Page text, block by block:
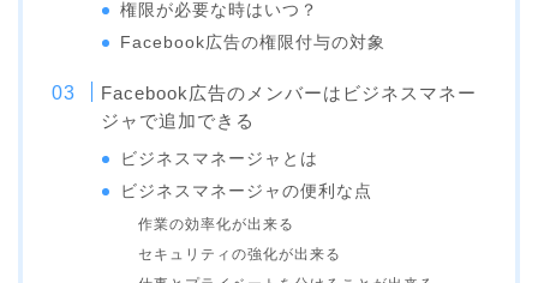
権限が必要な時はいつ？
Facebook広告の権限付与の対象
Facebook広告のメンバーはビジネスマネー
ジャで追加できる
ビジネスマネージャとは
ビジネスマネージャの便利な点
作業の効率化が出来る
セキュリティの強化が出来る